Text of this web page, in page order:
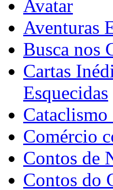
Avatar
Aventuras
Busca nos
Cartas
Esquecidas
Comércio
Contos de
Contos do